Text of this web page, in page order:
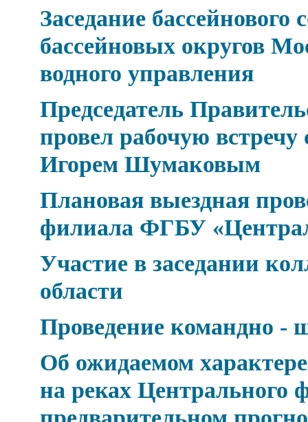
Заседание бассейнового
бассейновых округов
водного управления
Председатель
провел рабочую встречу
Игорем Шумаковым
Плановая выездная
филиала ФГБУ
Участие в заседании
области
Проведение командно -
Об ожидаемом характере
на реках Центрального